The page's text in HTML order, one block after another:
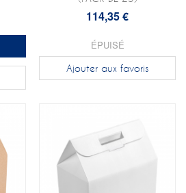
114,35 €
ÉPUISÉ
Ajouter aux favoris